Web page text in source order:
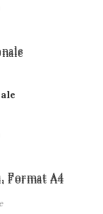
multe
multe
pot
fi